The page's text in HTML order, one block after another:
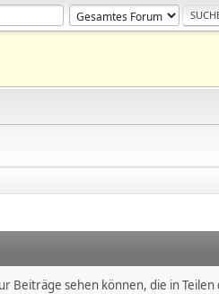
Beiträge sehen können, die in Teilen